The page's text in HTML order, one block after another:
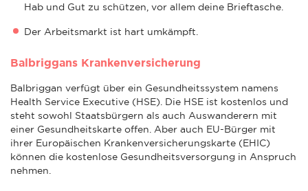
Hab und Gut zu schützen, vor allem deine Brieftasche.
Der Arbeitsmarkt ist hart umkämpft.
Balbriggans Krankenversicherung
Balbriggan verfügt über ein Gesundheitssystem namens
Health Service Executive (HSE). Die HSE ist kostenlos und
steht sowohl Staatsbürgern als auch Auswanderern mit
einer Gesundheitskarte offen. Aber auch EU-Bürger mit
ihrer Europäischen Krankenversicherungskarte (EHIC)
können die kostenlose Gesundheitsversorgung in Anspruch
nehmen.